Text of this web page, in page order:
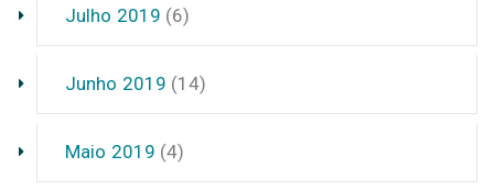
Julho 2019 (6)
Junho 2019 (14)
Maio 2019 (4)